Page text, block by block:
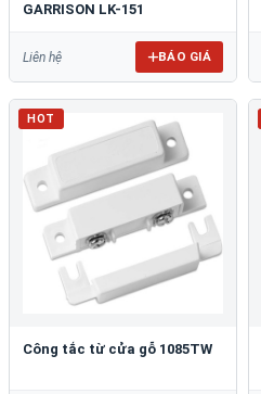
GARRISON LK-151
Liên hệ BÁO GIÁ
HOT
Công tắc từ cửa gỗ 1085TW